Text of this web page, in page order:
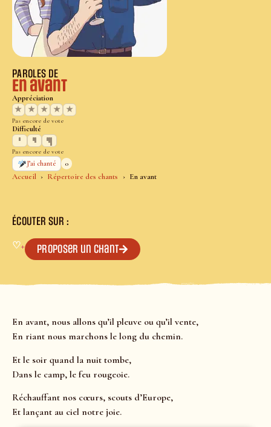
Accueil Répertoire des chants En avant
PAROLES DE
En avant
Appréciation
★
★ ★ ★ ★
Pas encore de vote
Difficulté
Pas encore de vote
J’ai chanté
0
ÉCOUTER SUR :
♡+ Proposer un chant
En avant, nous allons qu’il pleuve ou qu’il vente,
En riant nous marchons le long du chemin.
Et le soir quand la nuit tombe,
Dans le camp, le feu rougeoie.
Réchauffant nos cœurs, scouts d’Europe,
Et lançant au ciel notre joie.